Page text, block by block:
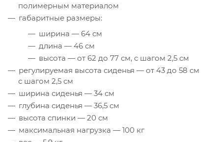
полимерным материалом
габаритные размеры:
ширина — 64 см
длина — 46 см
высота — от 62 до 77 см, с шагом 2,5 см
регулируемая высота сиденья — от 43 до 58 см
с шагом 2,5 см
ширина сиденья — 34 см
глубина сиденья — 36,5 см
высота спинки — 20 см
максимальная нагрузка — 100 кг